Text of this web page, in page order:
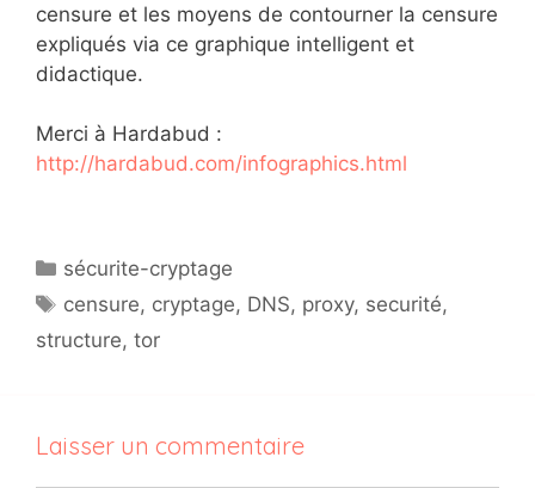
censure et les moyens de contourner la censure
expliqués via ce graphique intelligent et
didactique.
Merci à Hardabud :
http://hardabud.com/infographics.html
Catégories
sécurite-cryptage
Étiquettes
censure, cryptage, DNS, proxy, securité,
structure, tor
Laisser un commentaire